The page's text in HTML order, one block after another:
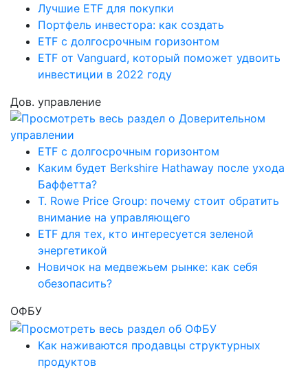
Лучшие ETF для покупки
Портфель инвестора: как создать
ETF с долгосрочным горизонтом
ETF от Vanguard, который поможет удвоить
инвестиции в 2022 году
Дов. управление
ETF с долгосрочным горизонтом
Каким будет Berkshire Hathaway после ухода
Баффетта?
T. Rowe Price Group: почему стоит обратить
внимание на управляющего
ETF для тех, кто интересуется зеленой
энергетикой
Новичок на медвежьем рынке: как себя
обезопасить?
ОФБУ
Как наживаются продавцы структурных
продуктов